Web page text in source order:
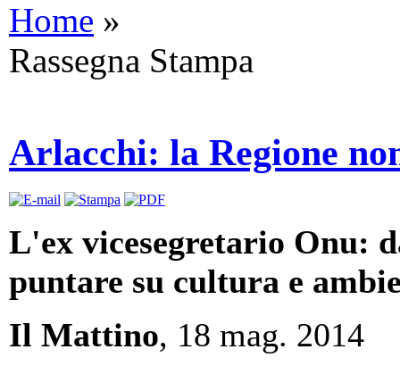
Home »
Rassegna Stampa
Arlacchi: la Regione
L'ex vicesegretario Onu:
puntare su cultura e
Il Mattino, 18 mag. 2014